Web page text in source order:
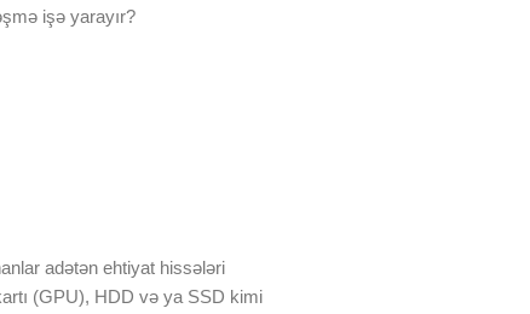
işə yarayır?
adətən ehtiyat hissələri
(GPU), HDD və ya SSD kimi